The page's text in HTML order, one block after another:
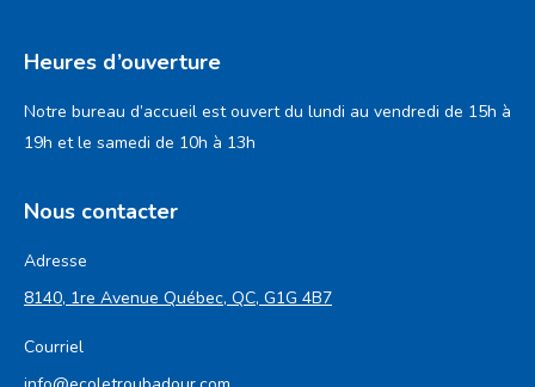
Heures d’ouverture
Notre bureau d’accueil est ouvert du lundi au vendredi de 15h à
19h et le samedi de 10h à 13h
Nous contacter
Adresse
8140, 1re Avenue Québec, QC, G1G 4B7
Courriel